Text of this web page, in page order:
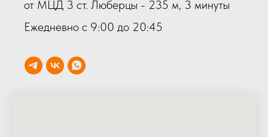
от МЦД 3 ст. Люберцы - 235 м, 3 минуты
Ежедневно с 9:00 до 20:45